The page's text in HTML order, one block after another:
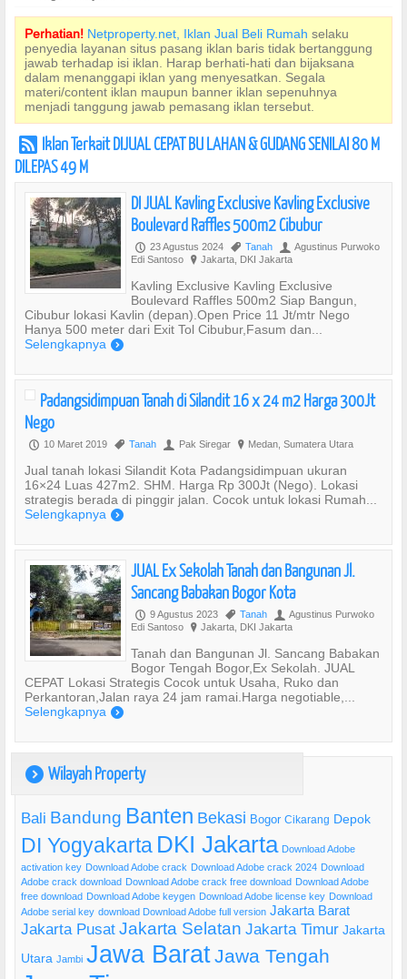
Perhatian! Netproperty.net, Iklan Jual Beli Rumah selaku
penyedia layanan situs pasang iklan baris tidak bertanggung
jawab terhadap isi iklan. Harap berhati-hati dan bijaksana
dalam menanggapi iklan yang menyesatkan. Segala
materi/content iklan maupun banner iklan sepenuhnya
menjadi tanggung jawab pemasang iklan tersebut.
r Iklan Terkait DIJUAL CEPAT BU LAHAN & GUDANG SENILAI 80 M
DILEPAS 49 M
DI JUAL Kavling Exclusive Kavling Exclusive
Boulevard Raffles 500m2 Cibubur
P 23 Agustus 2024 , Tanah U Agustinus Purwoko
Edi Santoso
? Jakarta, DKI Jakarta
Kavling Exclusive Kavling Exclusive
Boulevard Raffles 500m2 Siap Bangun,
Cibubur lokasi Kavlin (depan).Open Price 11 Jt/mtr Nego
Hanya 500 meter dari Exit Tol Cibubur,Fasum dan...
Selengkapnya )
Padangsidimpuan Tanah di Silandit 16 x 24 m2 Harga 300Jt
Nego
P 10 Maret 2019 , Tanah U Pak Siregar ? Medan, Sumatera Utara
Jual tanah lokasi Silandit Kota Padangsidimpuan ukuran
16×24 Luas 427m2. SHM. Harga Rp 300Jt (Nego). Lokasi
strategis berada di pinggir jalan. Cocok untuk lokasi Rumah...
Selengkapnya )
JUAL Ex Sekolah Tanah dan Bangunan Jl.
Sancang Babakan Bogor Kota
P 9 Agustus 2023 , Tanah U Agustinus Purwoko
Edi Santoso
? Jakarta, DKI Jakarta
Tanah dan Bangunan Jl. Sancang Babakan
Bogor Tengah Bogor,Ex Sekolah. JUAL
CEPAT Lokasi Strategis Cocok untuk Usaha, Ruko dan
Perkantoran,Jalan raya 24 jam ramai.Harga negotiable,...
Selengkapnya )
) Wilayah Property
Bali Bandung Banten Bekasi Bogor Cikarang Depok
DI Yogyakarta DKI Jakarta Download Adobe
activation key Download Adobe crack Download Adobe crack 2024 Download
Adobe crack download Download Adobe crack free download Download Adobe
free download Download Adobe keygen Download Adobe license key Download
Adobe serial key download Download Adobe full version Jakarta Barat
Jakarta Pusat Jakarta Selatan Jakarta Timur Jakarta
Utara Jambi Jawa BaratJawa Tengah